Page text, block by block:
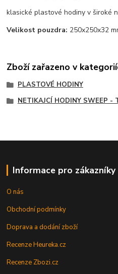
klasické plastové hodiny v široké
Velikost pouzdra: 250x250x32
Zboží zařazeno v
PLASTOVÉ HODINY
NETIKAJCÍ HODINY SWEEP -
Informace pro zákazníky
O nás
Obchodní podmínky
Doprava a dodání zboží
Recenze Heureka.cz
Recenze Zbozi.cz